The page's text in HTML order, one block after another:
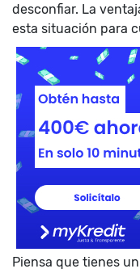
desconfiar. La
esta situación para
Piensa que tienes